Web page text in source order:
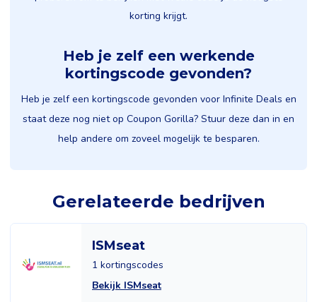
korting krijgt.
Heb je zelf een werkende
kortingscode gevonden?
Heb je zelf een kortingscode gevonden voor Infinite Deals en
staat deze nog niet op Coupon Gorilla? Stuur deze dan in en
help andere om zoveel mogelijk te besparen.
Gerelateerde bedrijven
ISMseat
1 kortingscodes
Bekijk ISMseat